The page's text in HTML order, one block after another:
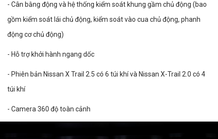
- Cân bằng động và hệ thống kiểm soát khung gầm chủ động (bao
gồm kiểm soát lái chủ động, kiểm soát vào cua chủ động, phanh
động cơ chủ động)
- Hỗ trợ khởi hành ngang dốc
- Phiên bản Nissan X Trail 2.5 có 6 túi khí và Nissan X-Trail 2.0 có 4
túi khí
- Camera 360 độ toàn cảnh